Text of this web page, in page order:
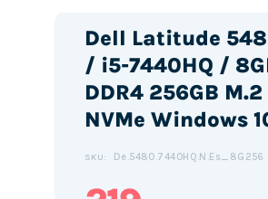
Dell Latitude
/ i5-7440HQ /
DDR4 256GB M.2
NVMe Windows
SKU: De.5480.7440HQ.N.Es_8G256